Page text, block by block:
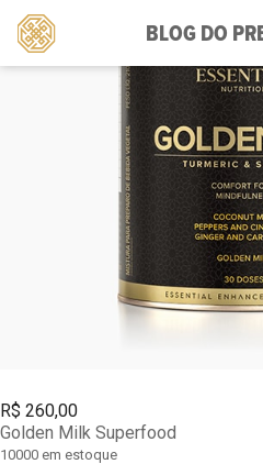
BLOG DO
Pesquisar
por:
R$ 260,00
Golden Milk Superfood
10000 em estoque